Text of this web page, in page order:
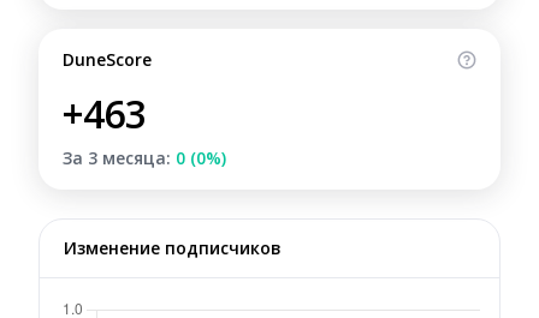
DuneScore
+463
За 3 месяца: 0 (0%)
Изменение подписчиков